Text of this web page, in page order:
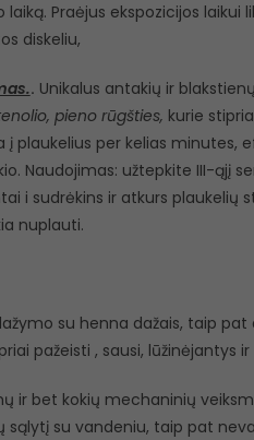
Praėjus ekspozicijos laikui
diskeliu,
. Unikalus antakių ir
pieno rūgšties, kurie
plaukelius per kelias minutes,
Naudojimas: užtepkite III-ąjį
i sudrėkins ir atkurs plaukelių
nuplauti.
su henna dažais, taip
pažeisti , sausi, lūžinėjantys
ir bet kokių mechaninių
su vandeniu, taip pat